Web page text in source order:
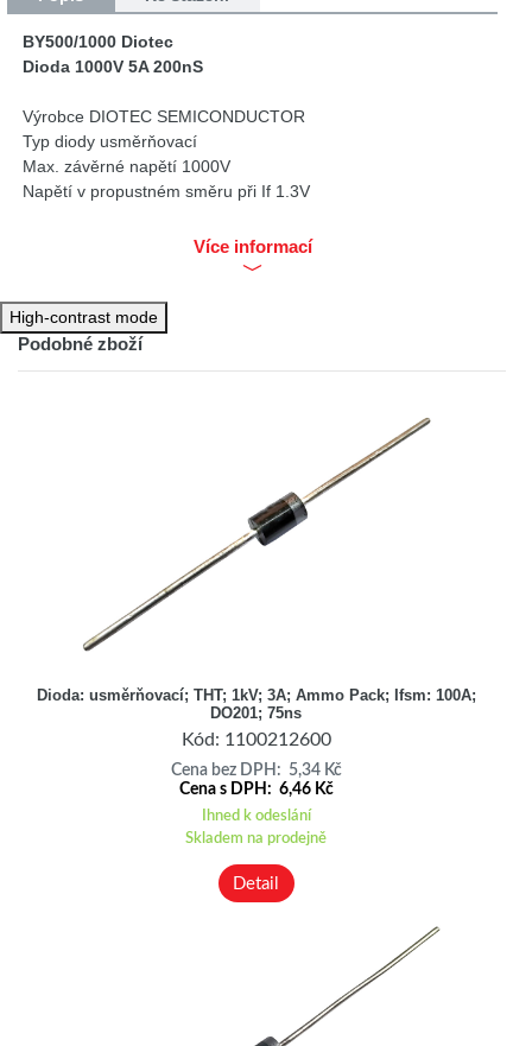
BY500/1000 Diotec
Dioda 1000V 5A 200nS
Výrobce DIOTEC SEMICONDUCTOR
Typ diody usměrňovací
Max. závěrné napětí 1000V
Napětí v propustném směru při If 1.3V
Více informací
High-contrast mode
Podobné zboží
Dioda: usměrňovací; THT; 1kV; 3A; Ammo Pack; Ifsm: 100A;
DO201; 75ns
Kód: 1100212600
Cena bez DPH: 5,34 Kč
Cena s DPH: 6,46 Kč
Ihned k odeslání
Skladem na prodejně
Detail